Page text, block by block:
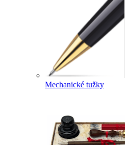
Mechanické tužky